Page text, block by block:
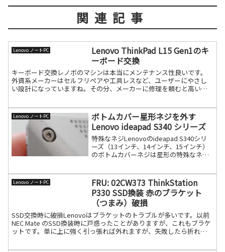
関連記事
Lenovo ノートPC
Lenovo ThinkPad L15 Gen1のキ
ーボード交換
キーボード交換レノボのマシンは本当にメンテナンス性良いです。
外資系メーカーはセルフリペアや工具レスなど、ユーザーにやさし
い設計になっていますね。その分、メーカーに修理を頼むと高いの
Lenovo ノートPC
ボトムカバー星形ネジを外す
Lenovo ideapad S340 シリーズ
特殊なネジLenovoのideapad S340シリ
ーズ（13インチ、14インチ、15インチ）
のボトムカバーネジは星形の特殊なネジ
シリーズのボトムカバー続きを読む
Lenovo ノートPC
FRU: 02CW373 ThinkStation
P330 SSD換装 赤のブラケット
（つまみ）破損
SSD交換時に破損Lenovoはブラケットのトラブルが多いです。以前
NEC Mate のSSD換装時に戸惑ったことがありますが、これもブラケ
ットです。単に上に強く引っ張れば外れますが、失敗したら折れま